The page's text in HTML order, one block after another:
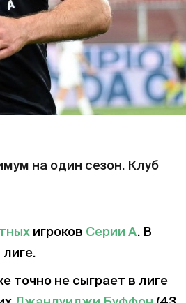
на один сезон. Клуб
игроков Серии А. В
точно не сыграет в лиге